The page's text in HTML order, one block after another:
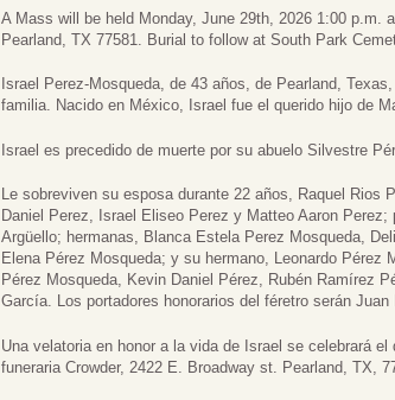
A Mass will be held Monday, June 29th, 2026 1:00 p.m.
Pearland, TX 77581. Burial to follow at South Park
Israel Perez-Mosqueda, de 43 años, de Pearland,
familia. Nacido en México, Israel fue el querido hijo de
Israel es precedido de muerte por su abuelo Silvestre
Le sobreviven su esposa durante 22 años, Raquel
Daniel Perez, Israel Eliseo Perez y Matteo Aaron
Argüello; hermanas, Blanca Estela Perez Mosqueda,
Elena Pérez Mosqueda; y su hermano, Leonardo Pérez
Pérez Mosqueda, Kevin Daniel Pérez, Rubén Ramírez
García. Los portadores honorarios del féretro serán
Una velatoria en honor a la vida de Israel se celebrará
funeraria Crowder, 2422 E. Broadway st. Pearland, TX,